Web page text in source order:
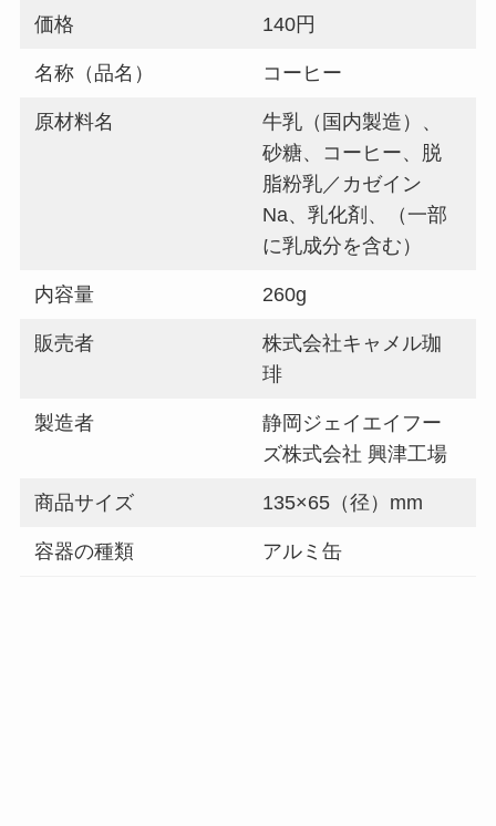
価格 140円
名称（品名） コーヒー
原材料名
牛乳（国内製造）、
砂糖、コーヒー、脱
脂粉乳／カゼイン
Na、乳化剤、（一部
に乳成分を含む）
内容量 260g
販売者
株式会社キャメル珈
琲
製造者
静岡ジェイエイフー
ズ株式会社 興津工場
商品サイズ 135×65（径）mm
容器の種類 アルミ缶